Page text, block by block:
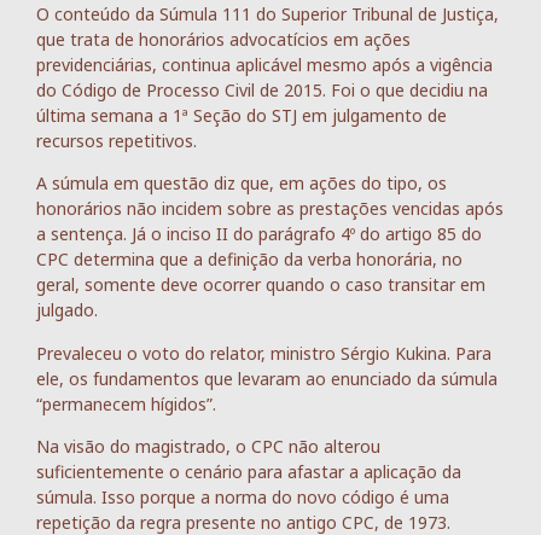
O conteúdo da Súmula 111 do Superior Tribunal de Justiça,
que trata de honorários advocatícios em ações
previdenciárias, continua aplicável mesmo após a vigência
do Código de Processo Civil de 2015. Foi o que decidiu na
última semana a 1ª Seção do STJ em julgamento de
recursos repetitivos.
A súmula em questão diz que, em ações do tipo, os
honorários não incidem sobre as prestações vencidas após
a sentença. Já o inciso II do parágrafo 4º do artigo 85 do
CPC determina que a definição da verba honorária, no
geral, somente deve ocorrer quando o caso transitar em
julgado.
Prevaleceu o voto do relator, ministro Sérgio Kukina. Para
ele, os fundamentos que levaram ao enunciado da súmula
“permanecem hígidos”.
Na visão do magistrado, o CPC não alterou
suficientemente o cenário para afastar a aplicação da
súmula. Isso porque a norma do novo código é uma
repetição da regra presente no antigo CPC, de 1973.